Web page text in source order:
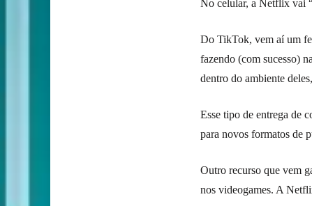
No celular, a Netflix vai
Do TikTok, vem aí um
fazendo (com sucesso)
dentro do ambiente
Esse tipo de entrega de
para novos formatos de
Outro recurso que vem
nos videogames. A